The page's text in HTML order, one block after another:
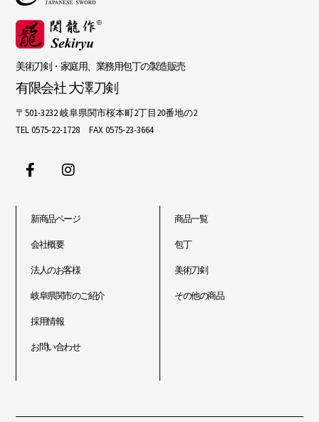
美術刀剣・家庭用、業務用包丁の製造販売
有限会社 大澤刀剣
〒501-3232 岐阜県関市桜本町2丁目20番地の2
TEL 0575-22-1728 FAX 0575-23-3664
新商品ページ
会社概要
法人のお客様
岐阜県関市のご紹介
採用情報
お問い合わせ
商品一覧
包丁
美術刀剣
その他の商品